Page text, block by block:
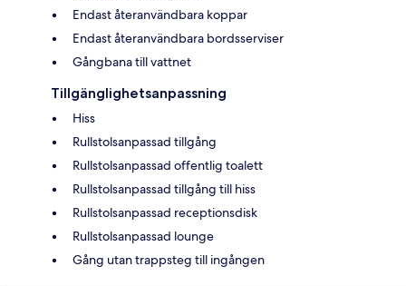
Endast återanvändbara koppar
Endast återanvändbara bordsserviser
Gångbana till vattnet
Tillgänglighetsanpassning
Hiss
Rullstolsanpassad tillgång
Rullstolsanpassad offentlig toalett
Rullstolsanpassad tillgång till hiss
Rullstolsanpassad receptionsdisk
Rullstolsanpassad lounge
Gång utan trappsteg till ingången